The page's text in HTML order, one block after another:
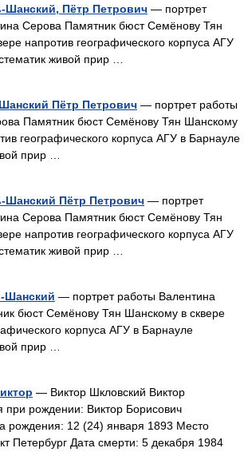
Шанский, Пётр Петрович — портрет
Серова Памятник бюст Семёнову Тян
напротив географического корпуса АГУ
живой прир …
Пётр Петрович — портрет работы
Памятник бюст Семёнову Тян Шанскому
географического корпуса АГУ в Барнауле
прир …
Шанский Пётр Петрович — портрет
Серова Памятник бюст Семёнову Тян
напротив географического корпуса АГУ
живой прир …
Шанский — портрет работы Валентина
бюст Семёнову Тян Шанскому в сквере
корпуса АГУ в Барнауле
прир …
— Виктор Шкловский Виктор
при рождении: Виктор Борисович
рождения: 12 (24) января 1893 Место
Петербург Дата смерти: 5 декабря 1984